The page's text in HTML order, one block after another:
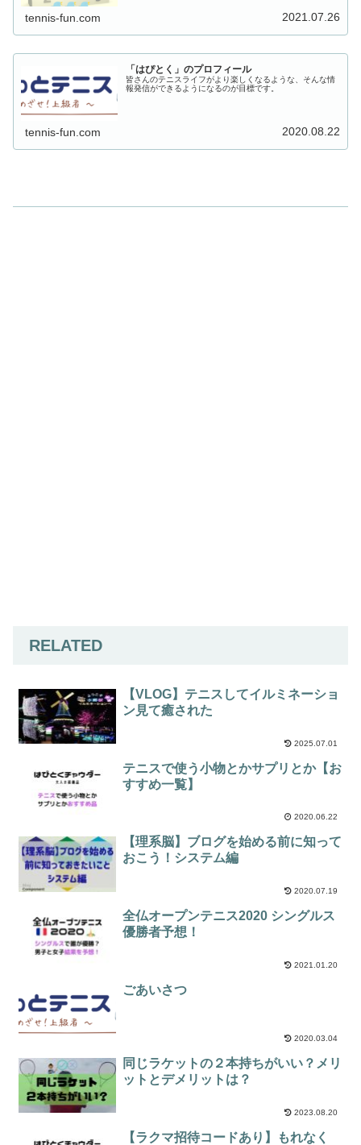
します。特殊な秘訣ではありません。誰にでも実行可能な
活動の結果、幸運にランキング３位になりました。
tennis-fun.com 2021.07.26
「はぴとく」のプロフィール
皆さんのテニスライフがより楽しくなるような、そんな情
報発信ができるようになるのが目標です。
tennis-fun.com 2020.08.22
RELATED
【VLOG】テニスしてイルミネーショ
ン見て癒された
2025.07.01
テニスで使う小物とかサプリとか【お
すすめ一覧】
2020.06.22
【理系脳】ブログを始める前に知って
おこう！システム編
2020.07.19
全仏オープンテニス2020 シングルス
優勝者予想！
2021.01.20
ごあいさつ
2020.03.04
同じラケットの２本持ちがいい？メリ
ットとデメリットは？
2023.08.20
【ラクマ招待コードあり】もれなく